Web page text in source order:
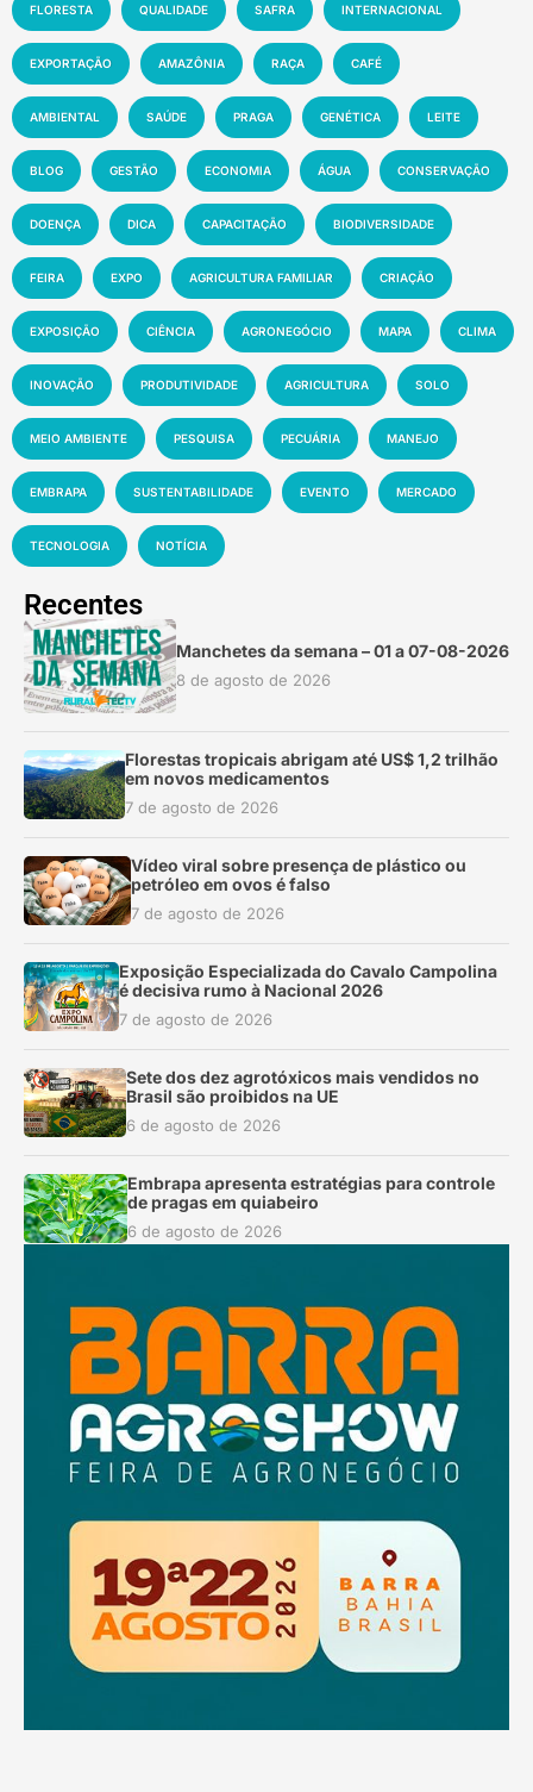
FLORESTA QUALIDADE SAFRA INTERNACIONAL
EXPORTAÇÃO AMAZÔNIA RAÇA CAFÉ
AMBIENTAL SAÚDE PRAGA GENÉTICA LEITE
BLOG GESTÃO ECONOMIA ÁGUA CONSERVAÇÃO
DOENÇA DICA CAPACITAÇÃO BIODIVERSIDADE
FEIRA EXPO AGRICULTURA FAMILIAR CRIAÇÃO
EXPOSIÇÃO CIÊNCIA AGRONEGÓCIO MAPA CLIMA
INOVAÇÃO PRODUTIVIDADE AGRICULTURA SOLO
MEIO AMBIENTE PESQUISA PECUÁRIA MANEJO
EMBRAPA SUSTENTABILIDADE EVENTO MERCADO
TECNOLOGIA NOTÍCIA
Recentes
Manchetes da semana – 01 a 07-08-2026
8 de agosto de 2026
Florestas tropicais abrigam até US$ 1,2 trilhão
em novos medicamentos
7 de agosto de 2026
Vídeo viral sobre presença de plástico ou
petróleo em ovos é falso
7 de agosto de 2026
Exposição Especializada do Cavalo Campolina
é decisiva rumo à Nacional 2026
7 de agosto de 2026
Sete dos dez agrotóxicos mais vendidos no
Brasil são proibidos na UE
6 de agosto de 2026
Embrapa apresenta estratégias para controle
de pragas em quiabeiro
6 de agosto de 2026